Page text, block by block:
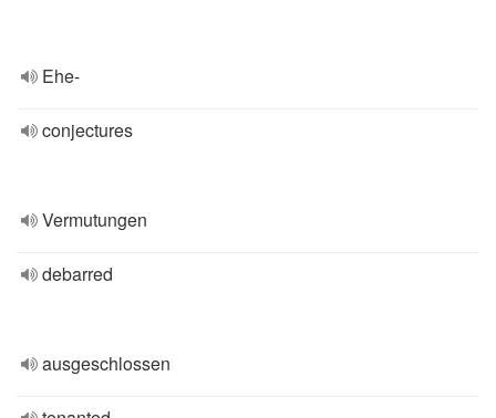
Ehe-
conjectures
Vermutungen
debarred
ausgeschlossen